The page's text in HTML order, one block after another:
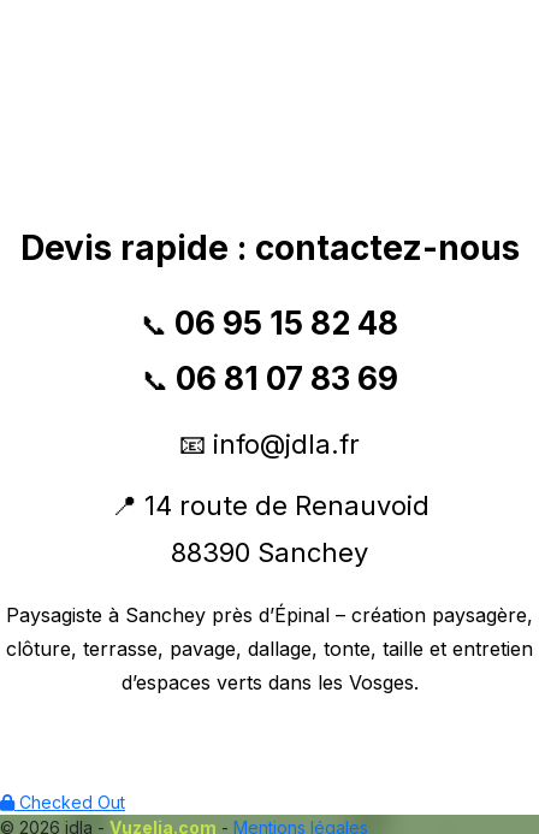
Devis rapide : contactez-nous
📞 06 95 15 82 48
📞 06 81 07 83 69
📧 info@jdla.fr
📍 14 route de Renauvoid
88390 Sanchey
Paysagiste à Sanchey près d’Épinal – création paysagère,
clôture, terrasse, pavage, dallage, tonte, taille et entretien
d’espaces verts dans les Vosges.
Checked Out
© 2026 jdla - Vuzelia.com - Mentions légales